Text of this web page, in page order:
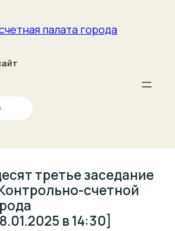
палата­ города
третье заседание
счетной
в 14:30]